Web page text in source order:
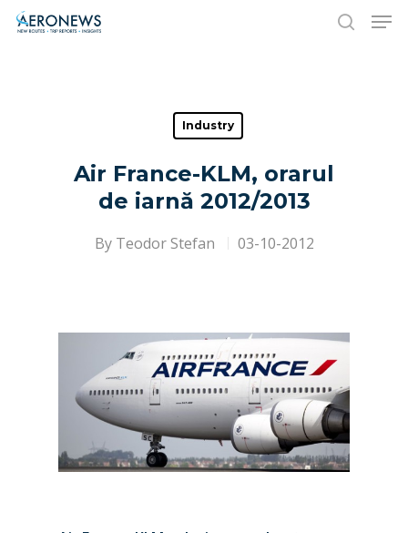
Hit enter to search or ESC to close
Industry
Air France-KLM, orarul
de iarnă 2012/2013
By Teodor Stefan 03-10-2012